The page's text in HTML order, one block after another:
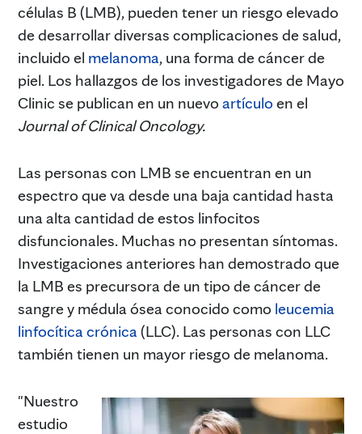
células B (LMB), pueden tener un riesgo elevado
de desarrollar diversas complicaciones de salud,
incluido el melanoma, una forma de cáncer de
piel. Los hallazgos de los investigadores de Mayo
Clinic se publican en un nuevo artículo en el
Journal of Clinical Oncology.
Las personas con LMB se encuentran en un
espectro que va desde una baja cantidad hasta
una alta cantidad de estos linfocitos
disfuncionales. Muchas no presentan síntomas.
Investigaciones anteriores han demostrado que
la LMB es precursora de un tipo de cáncer de
sangre y médula ósea conocido como leucemia
linfocítica crónica(LLC). Las personas con LLC
también tienen un mayor riesgo de melanoma.
"Nuestro
estudio